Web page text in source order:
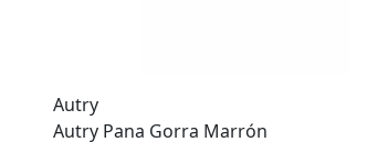
Autry
Autry Pana Gorra Marrón